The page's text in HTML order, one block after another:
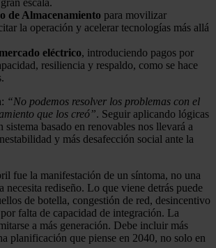
escala.
de Almacenamiento para movilizar
la operación y acelerar tecnologías más allá
eléctrico, introduciendo pagos por
resiliencia y respaldo, como se hace
“No podemos resolver los problemas con el
que los creó”. Seguir aplicando lógicas
sistema basado en renovables nos llevará a
y más desafección social ante la
fue la manifestación de un síntoma, no una
necesita rediseño. Lo que viene detrás puede
de botella, congestión de red, desincentivo
falta de capacidad de integración. La
a más generación. Debe incluir más
planificación que piense en 2040, no solo en